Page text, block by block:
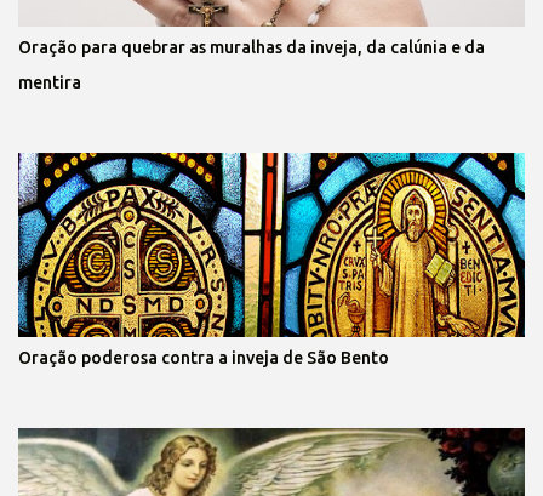
Oração para quebrar as muralhas da inveja, da calúnia e da
mentira
Oração poderosa contra a inveja de São Bento